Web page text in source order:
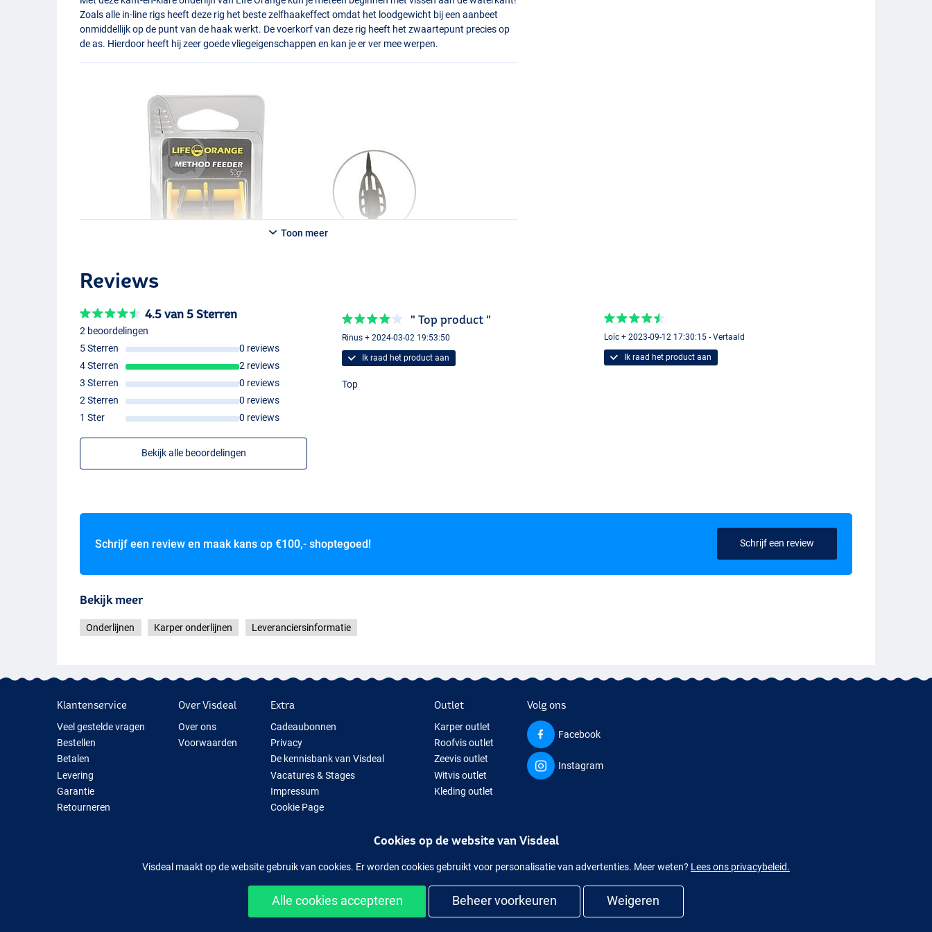
Zoals alle in-line rigs heeft deze rig het beste zelfhaakeffect omdat het loodgewicht bij een aanbeet
onmiddellijk op de punt van de haak werkt. De voerkorf van deze rig heeft het zwaartepunt precies op
de as. Hierdoor heeft hij zeer goede vliegeigenschappen en kan je er ver mee werpen.
Toon meer
Reviews
4.5 van 5 Sterren
2 beoordelingen
5 Sterren
0 reviews
4 Sterren
2 reviews
3 Sterren
0 reviews
2 Sterren
0 reviews
1 Ster
0 reviews
Bekijk alle beoordelingen
" Top product "
Rinus + 2024-03-02 19:53:50
Ik raad het product aan
Top
Loïc + 2023-09-12 17:30:15 - Vertaald
Ik raad het product aan
Schrijf een review en maak kans op €100,- shoptegoed! Schrijf een review
Bekijk meer
Onderlijnen Karper onderlijnen Leveranciersinformatie
Klantenservice
Veel gestelde vragen
Bestellen
Betalen
Levering
Garantie
Retourneren
Over Visdeal
Over ons
Voorwaarden
Extra
Cadeaubonnen
Privacy
De kennisbank van Visdeal
Vacatures & Stages
Impressum
Cookie Page
Outlet
Karper outlet
Roofvis outlet
Zeevis outlet
Witvis outlet
Kleding outlet
Volg ons
Facebook
Instagram
Makkelijk en veilig shoppen
Cookies op de website van Visdeal
Visdeal maakt op de website gebruik van cookies. Er worden cookies gebruikt voor personalisatie van advertenties. Meer weten? Lees ons privacybeleid.
Alle cookies accepteren Beheer voorkeuren Weigeren